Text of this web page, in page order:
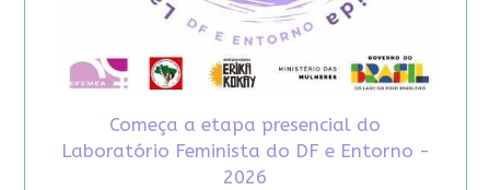
Começa a etapa presencial do
Laboratório Feminista do DF e Entorno -
2026